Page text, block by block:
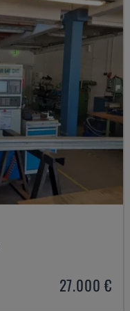
27.000 €